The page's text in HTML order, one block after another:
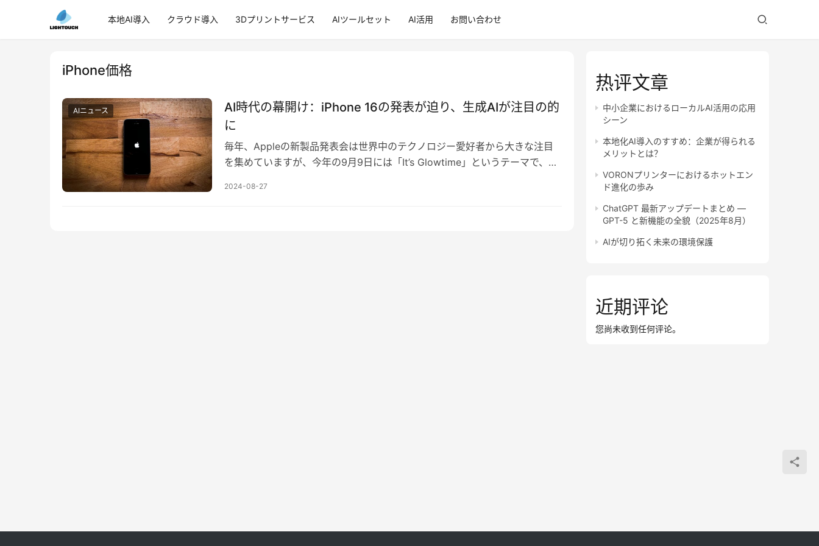
本地AI導入 クラウド導入 3Dプリントサービス AIツールセット AI活用 お問い合わせ
iPhone価格
AIニュース
AI時代の幕開け：iPhone 16の発表が迫り、生成AIが注目の的
に
毎年、Appleの新製品発表会は世界中のテクノロジー愛好者から大きな注目
を集めていますが、今年の9月9日には「It’s Glowtime」というテーマで、
2024-08-27
热评文章
中小企業におけるローカルAI活用の応用
シーン
本地化AI導入のすすめ：企業が得られる
メリットとは？
VORONプリンターにおけるホットエン
ド進化の歩み
ChatGPT 最新アップデートまとめ —
GPT-5 と新機能の全貌（2025年8月）
AIが切り拓く未来の環境保護
近期评论
您尚未收到任何评论。